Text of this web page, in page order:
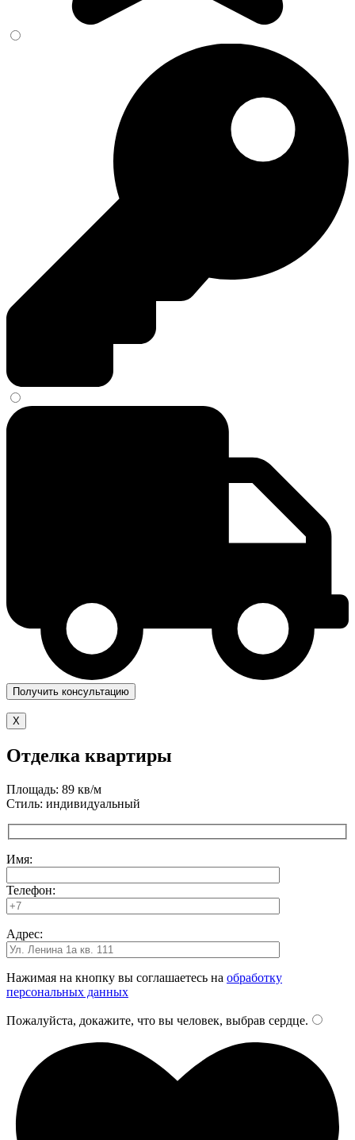
X
Отделка квартиры
Площадь: 89 кв/м
Стиль: индивидуальный
Имя:
Телефон:
Адрес:
Нажимая на кнопку вы соглашаетесь на обработку
персональных данных
Пожалуйста, докажите, что вы человек, выбрав сердце.